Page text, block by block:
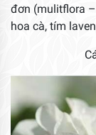
đơn (mulitflora
hoa cà, tím